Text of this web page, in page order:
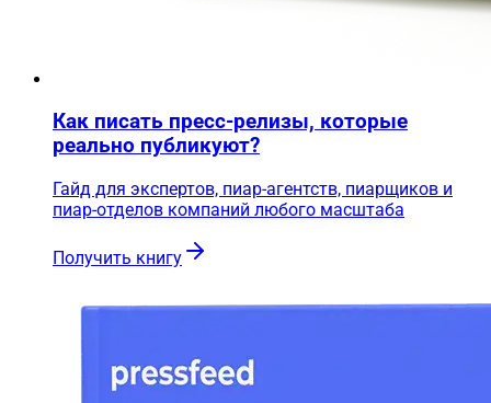
Как писать пресс-релизы, которые
реально публикуют?
Гайд для экспертов, пиар-агентств, пиарщиков и
пиар-отделов компаний любого масштаба
Получить книгу